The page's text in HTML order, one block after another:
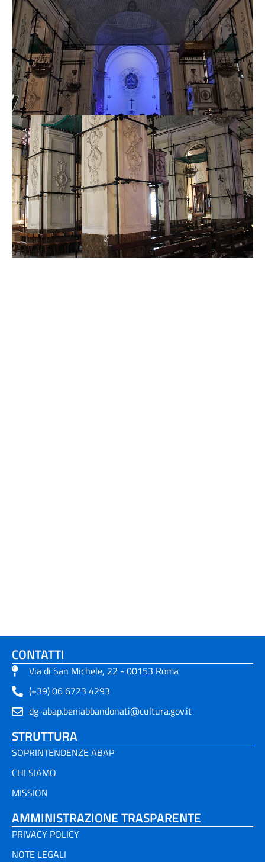
CONTATTI
Via di San Michele, 22 - 00153 Roma
(+39) 06 6723 4293
dg-abap.beniabbandonati@cultura.gov.it
STRUTTURA
SOPRINTENDENZE ABAP
CHI SIAMO
MISSION
AMMINISTRAZIONE TRASPARENTE
PRIVACY POLICY
NOTE LEGALI